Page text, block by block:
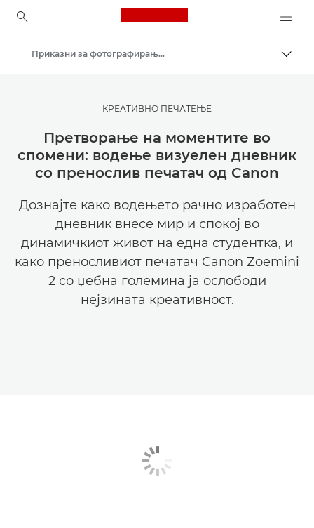
Canon Logo, back to
Get Inspired | Совети за фотографирање и печатење и водичи за купување
Приказни за фотографирање и креативност
КРЕАТИВНО ПЕЧАТЕЊЕ
Претворање на моментите во
спомени: водење визуелен дневник
со пренослив печатач од Canon
Дознајте како водењето рачно изработен
дневник внесе мир и спокој во
динамичкиот живот на една студентка, и
како преносливиот печатач Canon Zoemini
2 со џебна големина ја ослободи
нејзината креативност.